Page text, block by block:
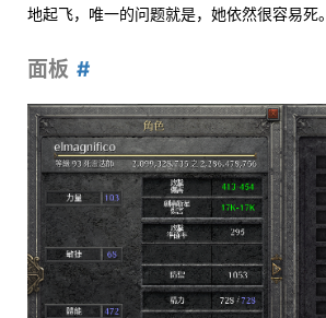
地起飞，唯一的问题就是，她依然很容易死。
面板